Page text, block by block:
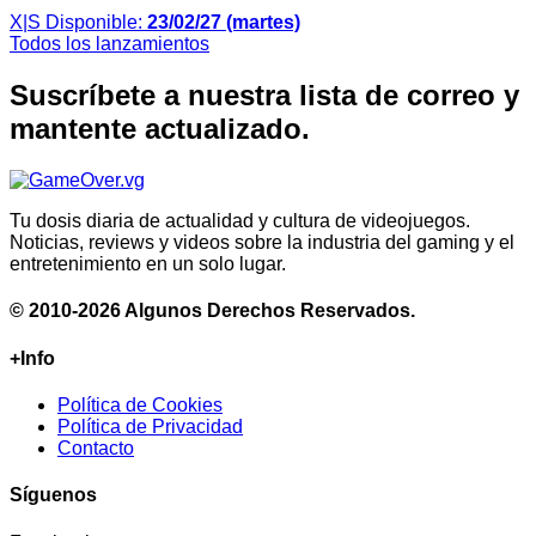
X|S Disponible: 23/02/27 (martes)
Todos los lanzamientos
Suscríbete a nuestra lista de correo y
mantente actualizado.
Tu dosis diaria de actualidad y cultura de videojuegos.
Noticias, reviews y videos sobre la industria del gaming y el
entretenimiento en un solo lugar.
© 2010-2026 Algunos Derechos Reservados.
+Info
Política de Cookies
Política de Privacidad
Contacto
Síguenos